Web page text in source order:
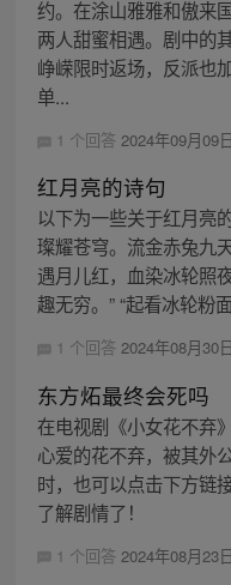
约。在涂山雅雅和傲来
两人甜蜜相遇。剧中的
峥嵘限时返场，反派也
单...
1 个回答 2024年09月09
红月亮的诗句
以下为一些关于红月亮
璨耀苍穹。流金赤兔九
遇月儿红，血染冰轮照
趣无穷。” “起看冰轮粉
1 个回答 2024年08月30
东方炻最终会死吗
在电视剧《小女花不弃
心爱的花不弃，被其外
时，也可以点击下方链
了解剧情了！
1 个回答 2024年08月23